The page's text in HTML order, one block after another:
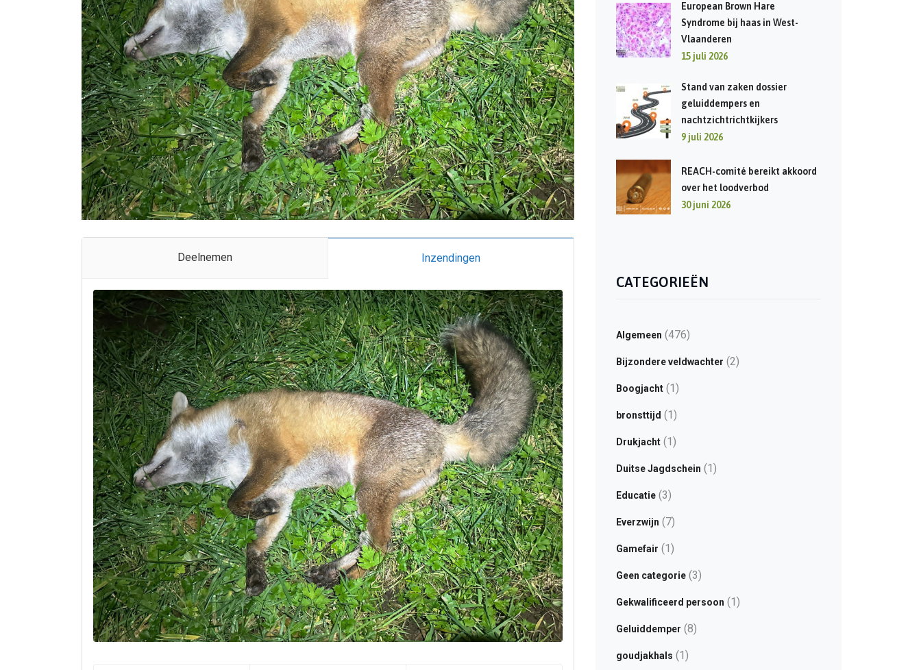
Deelnemen Inzendingen
European Brown Hare
Syndrome bij haas in West-
Vlaanderen
15 juli 2026
Stand van zaken dossier
geluiddempers en
nachtzichtrichtkijkers
9 juli 2026
REACH-comité bereikt akkoord
over het loodverbod
30 juni 2026
CATEGORIEËN
Algemeen (476)
Bijzondere veldwachter (2)
Boogjacht(1)
bronsttijd (1)
Drukjacht(1)
Duitse Jagdschein (1)
Educatie(3)
Everzwijn (7)
Gamefair (1)
Geen categorie(3)
Gekwalificeerd persoon (1)
Geluiddemper (8)
goudjakhals (1)